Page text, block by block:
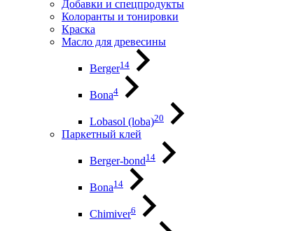
Добавки и спецпродукты
Колоранты и тонировки
Краска
Масло для древесины
Berger14
Bona4
Lobasol (loba)20
Паркетный клей
Berger-bond14
Bona14
Chimiver6